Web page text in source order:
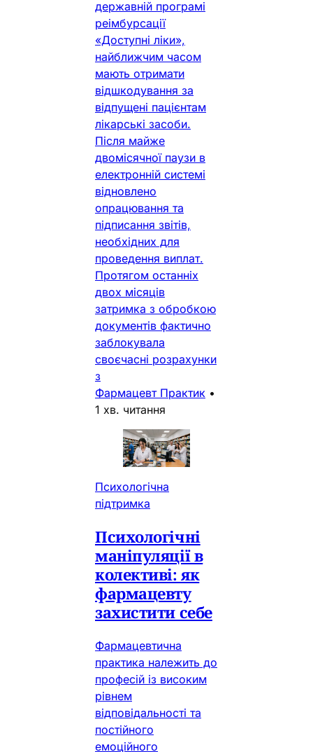
державній програмі
реімбурсації
«Доступні ліки»,
найближчим часом
мають отримати
відшкодування за
відпущені пацієнтам
лікарські засоби.
Після майже
двомісячної паузи в
електронній системі
відновлено
опрацювання та
підписання звітів,
необхідних для
проведення виплат.
Протягом останніх
двох місяців
затримка з обробкою
документів фактично
заблокувала
своєчасні розрахунки
з
Фармацевт Практик •
1 хв. читання
Психологічна
підтримка
Психологічні
маніпуляції в
колективі: як
фармацевту
захистити себе
Фармацевтична
практика належить до
професій із високим
рівнем
відповідальності та
постійного
емоційного